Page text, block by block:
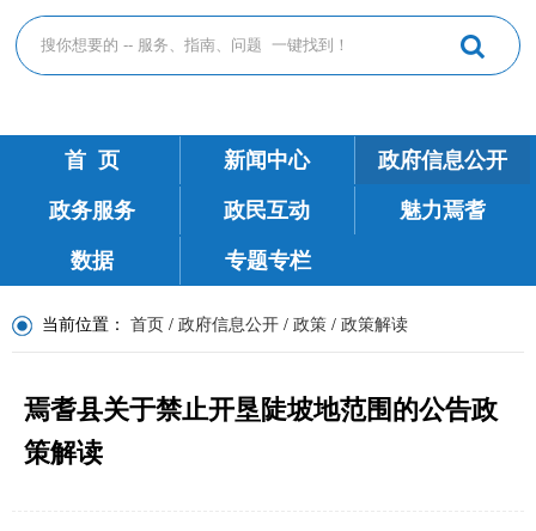
首 页 新闻中心 政府信息公开
政务服务 政民互动 魅力焉耆
数据 专题专栏
当前位置： 首页 / 政府信息公开 / 政策 / 政策解读
焉耆县关于禁止开垦陡坡地范围的公告政
策解读